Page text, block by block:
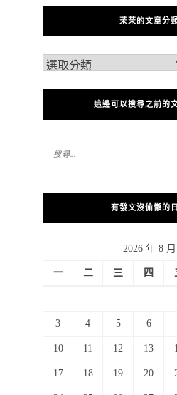
茉茉的文章分
這邊可以搜尋之前的
有發文沒偷懶的
2026 年 8 月
一 二 三 四
3 4 5 6
10 11 12 13
17 18 19 20